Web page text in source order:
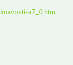
a7_0.htm